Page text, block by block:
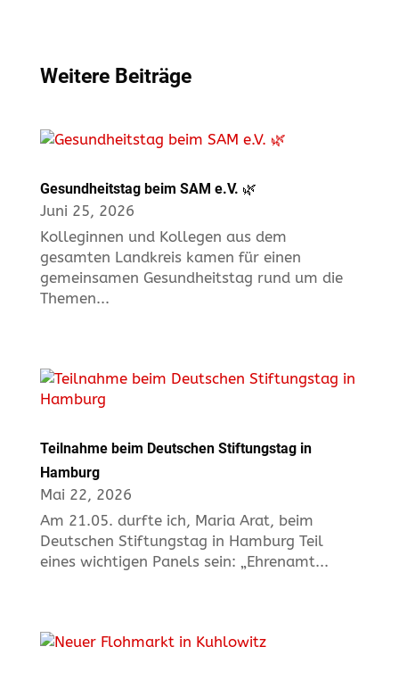
Weitere Beiträge
Gesundheitstag beim SAM e.V. 🌿
Juni 25, 2026
Kolleginnen und Kollegen aus dem
gesamten Landkreis kamen für einen
gemeinsamen Gesundheitstag rund um die
Themen...
Teilnahme beim Deutschen Stiftungstag in
Hamburg
Mai 22, 2026
Am 21.05. durfte ich, Maria Arat, beim
Deutschen Stiftungstag in Hamburg Teil
eines wichtigen Panels sein: „Ehrenamt...